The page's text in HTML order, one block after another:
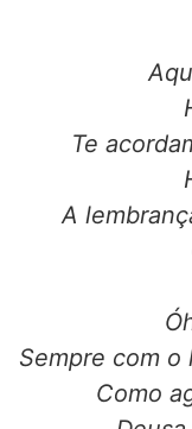
Te
A
Sempre com o
Como